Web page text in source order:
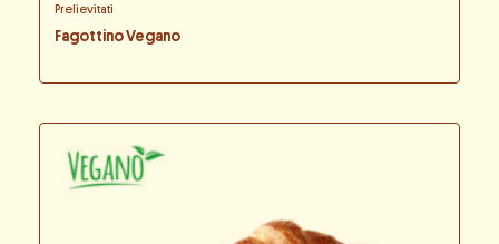
Prelievitati
Fagottino Vegano